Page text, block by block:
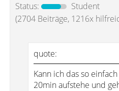
Status:
Student
(2704 Beiträge, 1216x
quote:
Kann ich das so
20min aufstehe und